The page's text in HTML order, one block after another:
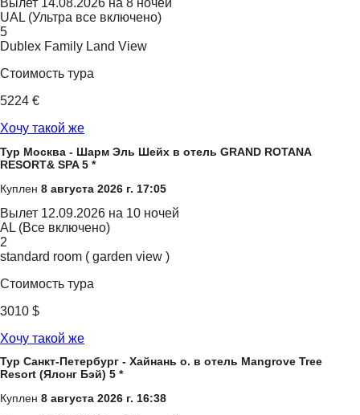
Вылет 14.08.2026 на 8 ночей
UAL (Ультра все включено)
5
Dublex Family Land View
Стоимость тура
5224 €
Хочу такой же
Тур Москва - Шарм Эль Шейх в отель GRAND ROTANA
RESORT& SPA 5 *
Куплен 8 августа 2026 г. 17:05
Вылет 12.09.2026 на 10 ночей
AL (Все включено)
2
standard room ( garden view )
Стоимость тура
3010 $
Хочу такой же
Тур Санкт-Петербург - Хайнань о. в отель Mangrove Tree
Resort (Ялонг Бэй) 5 *
Куплен 8 августа 2026 г. 16:38